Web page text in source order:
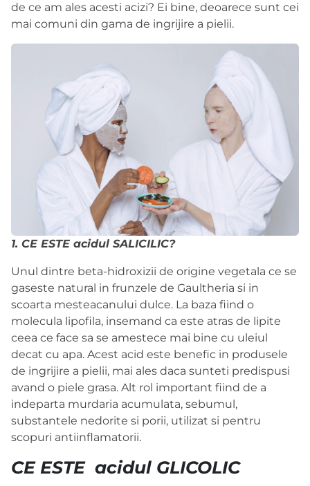
de ce am ales acesti acizi? Ei bine, deoarece sunt cei
mai comuni din gama de ingrijire a pielii.
1. CE ESTE acidul SALICILIC?
Unul dintre beta-hidroxizii de origine vegetala ce se
gaseste natural in frunzele de Gaultheria si in
scoarta mesteacanului dulce. La baza fiind o
molecula lipofila, insemand ca este atras de lipite
ceea ce face sa se amestece mai bine cu uleiul
decat cu apa. Acest acid este benefic in produsele
de ingrijire a pielii, mai ales daca sunteti predispusi
avand o piele grasa. Alt rol important fiind de a
indeparta murdaria acumulata, sebumul,
substantele nedorite si porii, utilizat si pentru
scopuri antiinflamatorii.
CE ESTE acidul GLICOLIC